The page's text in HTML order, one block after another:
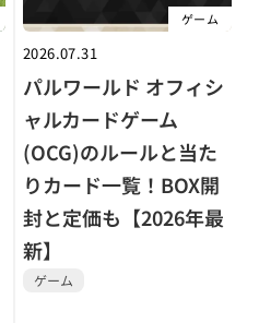
ゲーム
2026.07.31
パルワールド オフィシ
ャルカードゲーム
(OCG)のルールと当た
りカード一覧！BOX開
封と定価も【2026年最
新】
ゲーム